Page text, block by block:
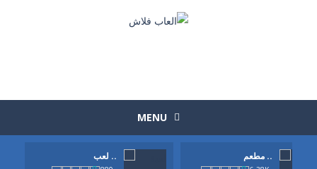
MENU
لعب .. مطعم ..
الوجبات السريعة الجاهزة- لعبة الوجبات السريعة الجاهزة المرحة بطريقة طريفة وتحتاج الي مهارة وسرعة حول بواسطة عربة الماكولات الصغيرة ان تصنع اكبر ربح...